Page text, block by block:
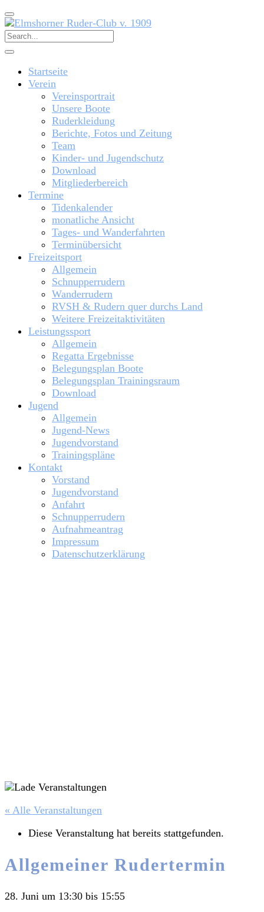
Startseite
Verein
Vereinsportrait
Unsere Boote
Ruderkleidung
Berichte, Fotos und Zeitung
Team
Kinder- und Jugendschutz
Download
Mitgliederbereich
Termine
Tidenkalender
monatliche Ansicht
Tages- und Wanderfahrten
Terminübersicht
Freizeitsport
Allgemein
Schnupperrudern
Wanderrudern
RVSH & Rudern quer durchs Land
Weitere Freizeitaktivitäten
Leistungssport
Allgemein
Regatta Ergebnisse
Belegungsplan Boote
Belegungsplan Trainingsraum
Download
Jugend
Allgemein
Jugend-News
Jugendvorstand
Trainingspläne
Kontakt
Vorstand
Jugendvorstand
Anfahrt
Schnupperrudern
Aufnahmeantrag
Impressum
Datenschutzerklärung
« Alle Veranstaltungen
Diese Veranstaltung hat bereits stattgefunden.
Allgemeiner Rudertermin
28. Juni um 13:30 bis 15:55